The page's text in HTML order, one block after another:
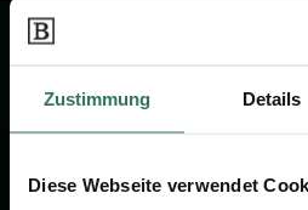
Zustimmung Details
Diese Webseite verwendet
um das Thema
Vorsorge.